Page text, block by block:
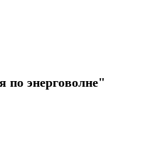
по энерговолне"